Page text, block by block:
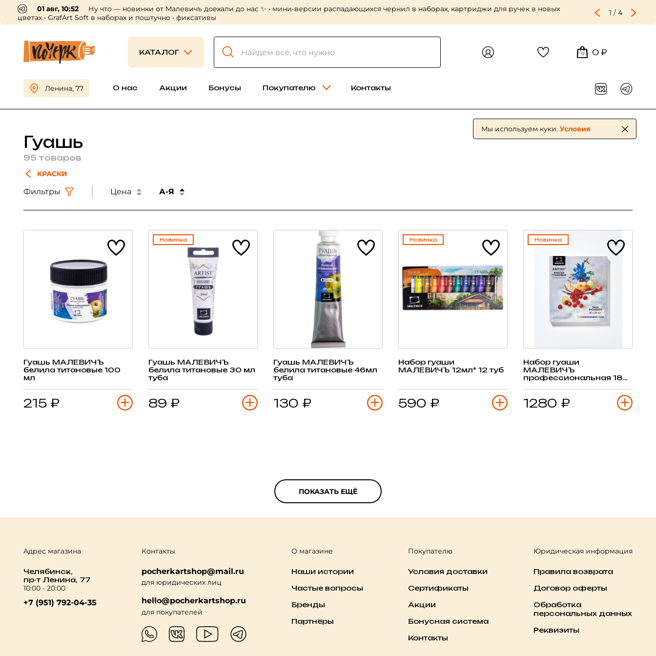
01 авг, 10:52
Ну что — новинки от Малевичъ доехали до нас ✨ • мини-версии распадающихся чернил в наборах, картриджи для ручек в новых
цветах • GrafArt Soft в наборах и поштучно • фиксативы
1 / 4
КАТАЛОГ 0 0 ₽
Ленина, 77 О нас Акции Бонусы Покупателю Контакты
Гуашь
95 товаров
КРАСКИ
Фильтры Цена А-Я
Гуашь МАЛЕВИЧЪ
белила титановые 100
мл
215 ₽
Новинка
Гуашь МАЛЕВИЧЪ
белила титановые 30 мл
туба
89 ₽
Гуашь МАЛЕВИЧЪ
белила титановые 46мл
туба
130 ₽
Новинка
Набор гуаши
МАЛЕВИЧЪ 12мл* 12 туб
590 ₽
Новинка
Набор гуаши
МАЛЕВИЧЪ
профессиональная 18
1280 ₽
ПОКАЗАТЬ ЕЩЁ
Адрес магазина
Челябинск,
пр-т Ленина, 77
10:00 - 20:00
+7 (951) 792-04-35
Контакты
pocherkartshop@mail.ru
для юридических лиц
hello@pocherkartshop.ru
для покупателей
О магазине
Наши истории
Частые вопросы
Бренды
Партнёры
Покупателю
Условия доставки
Сертификаты
Акции
Бонусная система
Контакты
Юридическая информация
Правила возврата
Договор оферты
Обработка
персональных данных
Реквизиты
Мы используем куки. Условия